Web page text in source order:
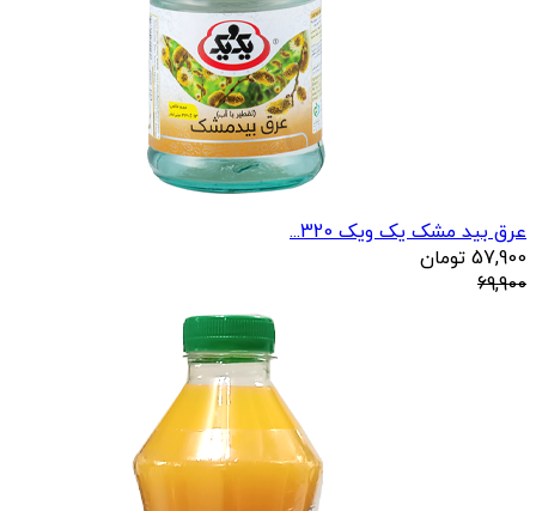
عرق بید مشک یک ویک 320...
57,900 تومان
69,900